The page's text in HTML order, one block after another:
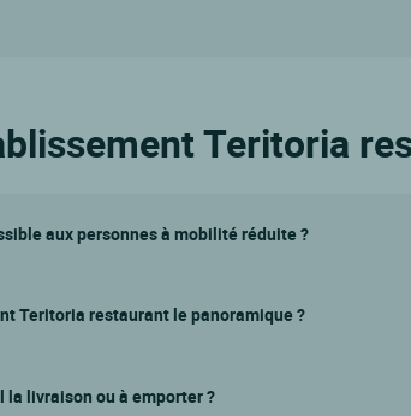
Teritoria
aux personnes à mobilité réduite ?
Teritoria restaurant le panoramique ?
livraison ou à emporter ?